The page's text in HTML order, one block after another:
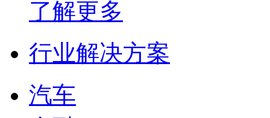
了解更多
行业解决方案
汽车